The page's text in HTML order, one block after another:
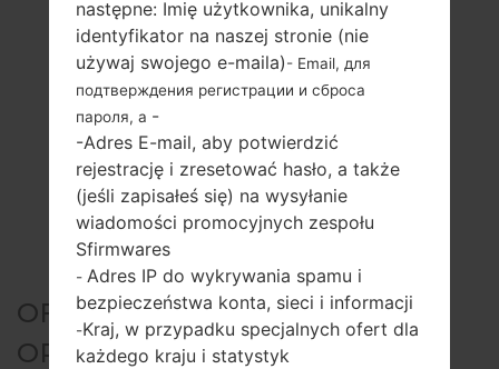
OFICJALNE
OPROGRAMOWANIE #216932
następne: Imię użytkownika, unikalny
identyfikator na naszej stronie (nie
używaj swojego e-maila)- Email, для
подтверждения регистрации и сброса
пароля, а -
-Adres E-mail, aby potwierdzić
rejestrację i zresetować hasło, a także
(jeśli zapisałeś się) na wysyłanie
wiadomości promocyjnych zespołu
Sfirmwares
- Adres IP do wykrywania spamu i
bezpieczeństwa konta, sieci i informacji
-Kraj, w przypadku specjalnych ofert dla
każdego kraju i statystyk